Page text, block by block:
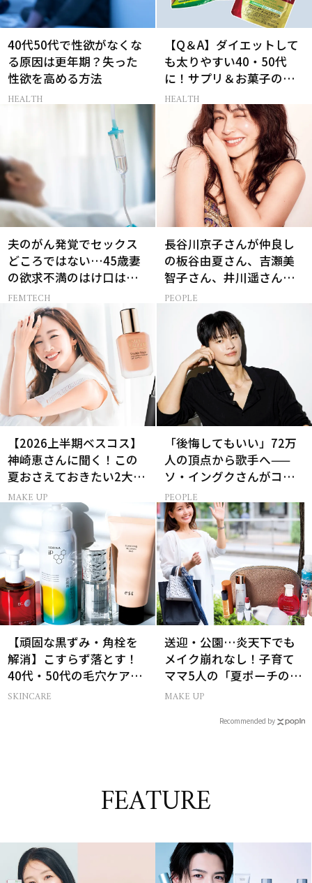
40代50代で性欲がなくな
る原因は更年期？失った
性欲を高める方法
HEALTH
【Q＆A】ダイエットして
も太りやすい40・50代
に！サプリ＆お菓子の選
び方
HEALTH
夫のがん発覚でセックス
どころではない…45歳妻
の欲求不満のはけ口は
【セックスレス AND THE
CITY -女たちの告白-】
FEMTECH
長谷川京子さんが仲良し
の板谷由夏さん、吉瀬美
智子さん、井川遥さんと
集まる理由は…
PEOPLE
【2026上半期ベスコス】
神崎恵さんに聞く！この
夏おさえておきたい2大メ
イクトレンド
MAKE UP
「後悔してもいい」72万
人の頂点から歌手へ——
ソ・イングクさんがコツ
コツ頑張れる原動力とは
PEOPLE
【頑固な黒ずみ・角栓を
解消】こすらず落とす！
40代・50代の毛穴ケア4
選
SKINCARE
送迎・公園…炎天下でも
メイク崩れなし！子育て
ママ5人の「夏ポーチの中
身」
MAKE UP
Recommended by
FEATURE